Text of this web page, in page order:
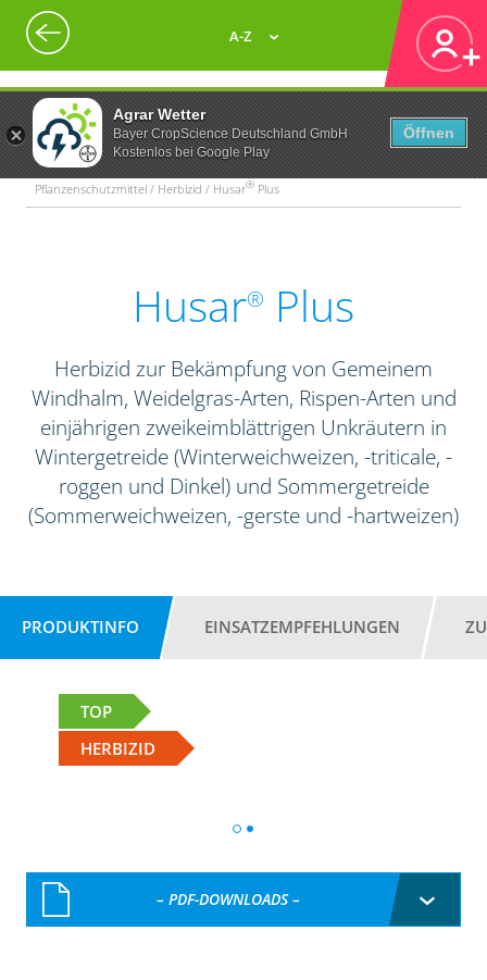
Agrar Wetter
Bayer CropScience Deutschland GmbH
Kostenlos bei Google Play
Öffnen
A-Z
Pflanzenschutzmittel / Herbizid / Husar® Plus
Husar® Plus
Herbizid zur Bekämpfung von Gemeinem
Windhalm, Weidelgras-Arten, Rispen-Arten und
einjährigen zweikeimblättrigen Unkräutern in
Wintergetreide (Winterweichweizen, -triticale, -
roggen und Dinkel) und Sommergetreide
(Sommerweichweizen, -gerste und -hartweizen)
PRODUKTINFO EINSATZEMPFEHLUNGEN
TOP
HERBIZID
– PDF-DOWNLOADS –